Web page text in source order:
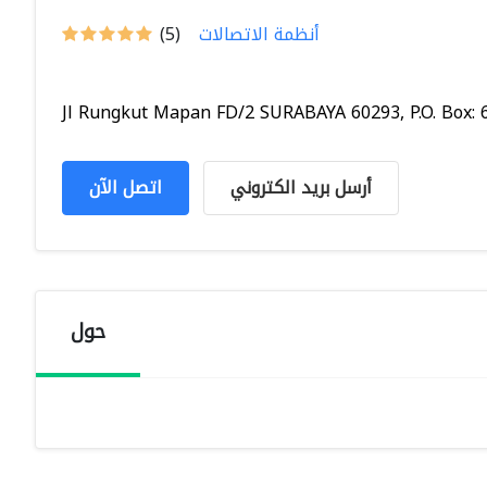
(5) أنظمة الاتصالات
Jl Rungkut Mapan FD/2 SURABAYA 60293, P.O. Box:
اتصل الآن أرسل بريد الكتروني
حول